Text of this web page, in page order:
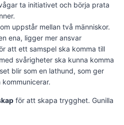
ta initiativet och börja prata
uppstår mellan två människor.
ena, ligger mer ansvar
att ett samspel ska komma till
svårigheter ska kunna komma
blir som en lathund, som ger
för att skapa trygghet. Gunilla